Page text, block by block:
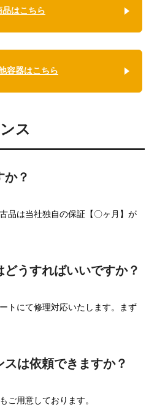
品はこちら
容器はこちら
ス
か？
品は当社独自の保証【〇ヶ月】が
うすればいいですか？
トにて修理対応いたします。まず
は依頼できますか？
ご用意しております。